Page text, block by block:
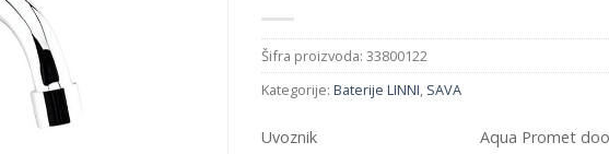
Šifra proizvoda: 33800122
Kategorije: Baterije LINNI, SAVA
Uvoznik
Aqua Promet doo